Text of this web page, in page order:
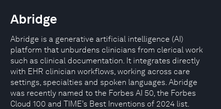
Abridge
Abridge is a generative artificial intelligence (AI)
platform that unburdens clinicians from clerical work
such as clinical documentation. It integrates directly
with EHR clinician workflows, working across care
settings, specialties and spoken languages. Abridge
was recently named to the Forbes AI 50, the Forbes
Cloud 100 and TIME’s Best Inventions of 2024 list.